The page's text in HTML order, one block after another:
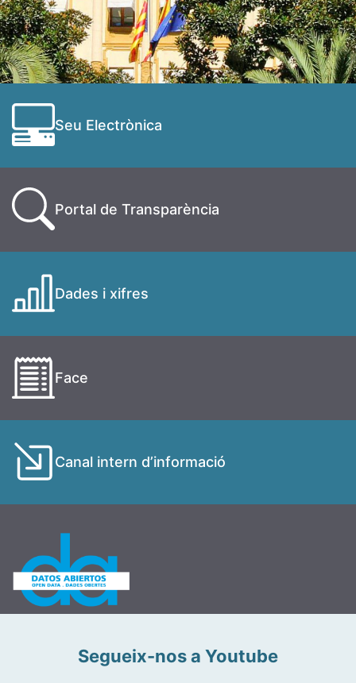
Seu Electrònica
Portal de Transparència
Dades i xifres
Face
Canal intern d’informació
Segueix-nos a Youtube